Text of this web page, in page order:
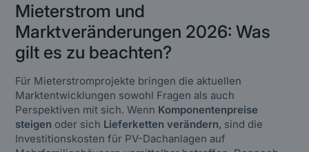
Mieterstrom und
Marktveränderungen 2026: Was
gilt es zu beachten?
Für Mieterstromprojekte bringen die aktuellen
Marktentwicklungen sowohl Fragen als auch
Perspektiven mit sich. Wenn Komponentenpreise
steigen oder sich Lieferketten verändern, sind die
Investitionskosten für PV-Dachanlagen auf